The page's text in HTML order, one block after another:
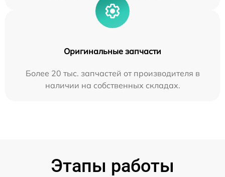
Оригинальные запчасти
Более 20 тыс. запчастей от производителя в
наличии на собственных складах.
Этапы работы